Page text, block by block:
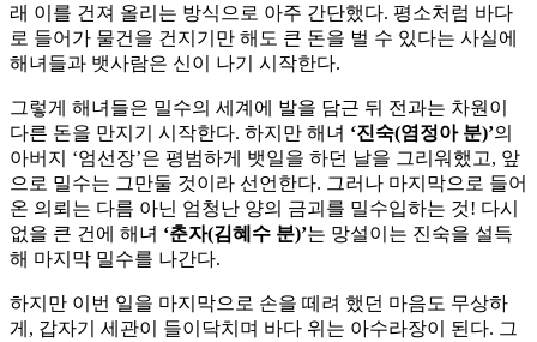
래 이를 건져 올리는 방식으로 아주 간단했다. 평소처럼 바다
로 들어가 물건을 건지기만 해도 큰 돈을 벌 수 있다는 사실에
해녀들과 뱃사람은 신이 나기 시작한다.
그렇게 해녀들은 밀수의 세계에 발을 담근 뒤 전과는 차원이
다른 돈을 만지기 시작한다. 하지만 해녀 ‘진숙(염정아 분)’의
아버지 ‘엄선장’은 평범하게 뱃일을 하던 날을 그리워했고, 앞
으로 밀수는 그만둘 것이라 선언한다. 그러나 마지막으로 들어
온 의뢰는 다름 아닌 엄청난 양의 금괴를 밀수입하는 것! 다시
없을 큰 건에 해녀 ‘춘자(김혜수 분)’는 망설이는 진숙을 설득
해 마지막 밀수를 나간다.
하지만 이번 일을 마지막으로 손을 떼려 했던 마음도 무상하
게, 갑자기 세관이 들이닥치며 바다 위는 아수라장이 된다. 그